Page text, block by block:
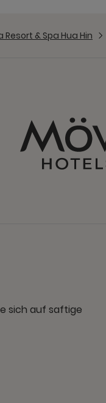
& Spa Hua Hin
sich auf saftige